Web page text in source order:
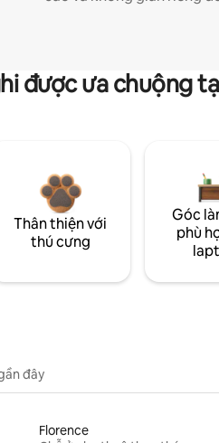
được ưa chuộng
Thân thiện với
thú cưng
Góc
phù
đây
Florence